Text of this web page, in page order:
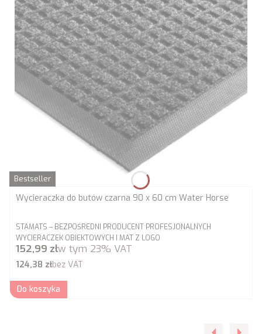
Bestseller
Wycieraczka do butów czarna 90 x 60 cm Water Horse
PRODUCENT
STAMATS – BEZPOŚREDNI PRODUCENT PROFESJONALNYCH
WYCIERACZEK OBIEKTOWYCH I MAT Z LOGO
Cena brutto
152,99 złw tym 23% VAT
Cena netto
124,38 złbez VAT
Do koszyka